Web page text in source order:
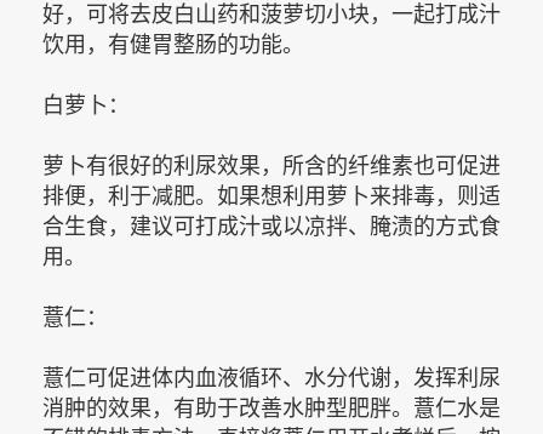
好，可将去皮白山药和菠萝切小块，一起打成汁
饮用，有健胃整肠的功能。
白萝卜：
萝卜有很好的利尿效果，所含的纤维素也可促进
排便，利于减肥。如果想利用萝卜来排毒，则适
合生食，建议可打成汁或以凉拌、腌渍的方式食
用。
薏仁：
薏仁可促进体内血液循环、水分代谢，发挥利尿
消肿的效果，有助于改善水肿型肥胖。薏仁水是